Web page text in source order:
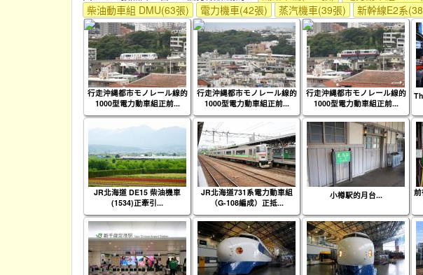
柴油動車組 DMU(63張)
電力機車(42張) 蒸汽機車(39張) 新幹線E2系
行走沖縄都市モノレール線的
1000型電力動車組正前...
行走沖縄都市モノレール線的
1000型電力動車組正前...
行走沖縄都市モノレール線的
1000型電力動車組正前...
JR北海道 DE15 柴油機車
(1534)正牽引...
JR北海道731系電力動車組
（G-108編成）正抵...
小樽駅的月台...